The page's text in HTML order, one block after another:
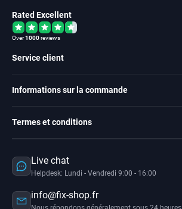
Rated Excellent
Over1000reviews
Service client
Informations sur la commande
Termes et conditions
Live chat
Helpdesk: Lundi - Vendredi 9:00 - 16:00
info@fix-shop.fr